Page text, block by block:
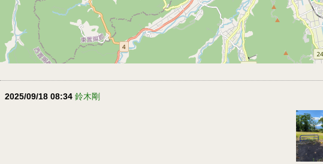
2025/09/18 08:34 鈴木剛